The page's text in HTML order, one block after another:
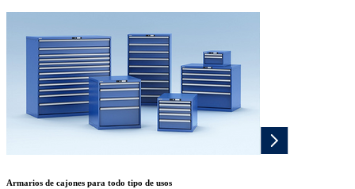
Armarios de cajones para todo tipo de usos